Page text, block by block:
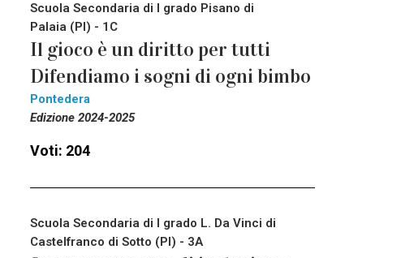
Scuola Secondaria di I grado Pisano di
Palaia (PI) - 1C
Il gioco è un diritto per tutti
Difendiamo i sogni di ogni bimbo
Pontedera
Edizione 2024-2025
Voti: 204
Scuola Secondaria di I grado L. Da Vinci di
Castelfranco di Sotto (PI) - 3A